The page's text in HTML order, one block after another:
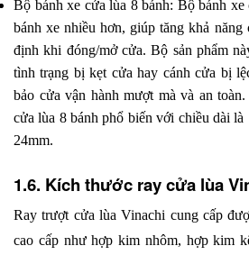
Bộ bánh xe cửa lùa 8 bánh: Bộ bánh
bánh xe nhiều hơn, giúp tăng khả
định khi đóng/mở cửa. Bộ sản phẩm
tình trạng bị kẹt cửa hay cánh cửa bị
bảo cửa vận hành mượt mà và an
cửa lùa 8 bánh phổ biến với chiều dài là
24mm.
1.6. Kích thước ray cửa lùa
Ray trượt cửa lùa Vinachi cung cấp
cao cấp như hợp kim nhôm, hợp kim